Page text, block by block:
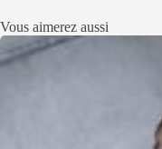
Vous aimerez aussi